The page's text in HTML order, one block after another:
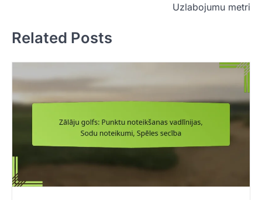
a
v
i
g
o
n
Uzlabojumu metri
Related Posts